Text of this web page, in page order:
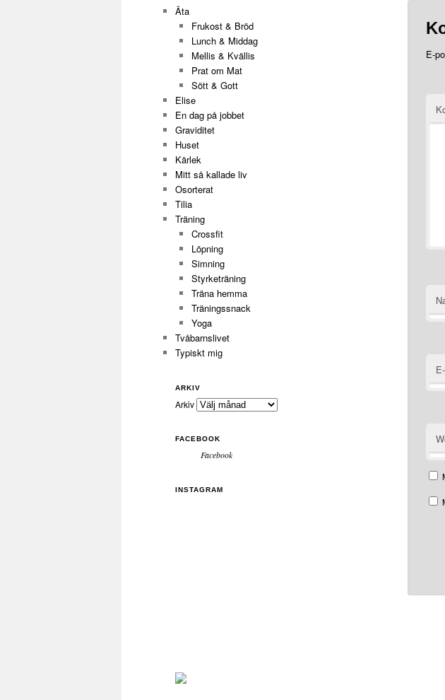
E-
Äta
Frukost & Bröd
Lunch & Middag
Mellis & Kvällis
Prat om Mat
Sött & Gott
Elise
En dag på jobbet
Graviditet
Huset
Kärlek
Mitt så kallade liv
Osorterat
Tilia
Träning
Crossfit
Löpning
Simning
Styrketräning
Träna hemma
Träningssnack
Yoga
Tvåbarnslivet
Typiskt mig
ARKIV
Arkiv
FACEBOOK
Facebook
INSTAGRAM